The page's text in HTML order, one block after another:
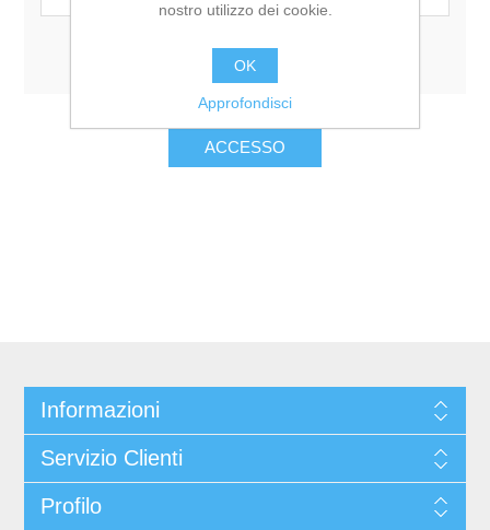
Resta collegato Password dimenticata?
Informazioni
Servizio Clienti
Profilo
nostro utilizzo dei cookie.
OK
Approfondisci